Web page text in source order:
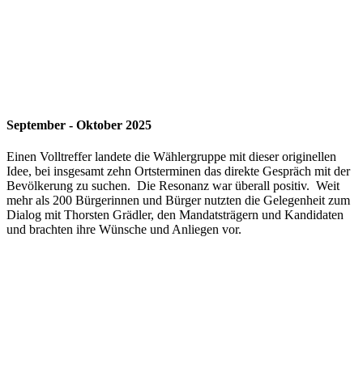
September - Oktober 2025
Einen Volltreffer landete die Wählergruppe mit dieser originellen
Idee, bei insgesamt zehn Ortsterminen das direkte Gespräch mit der
Bevölkerung zu suchen. Die Resonanz war überall positiv. Weit
mehr als 200 Bürgerinnen und Bürger nutzten die Gelegenheit zum
Dialog mit Thorsten Grädler, den Mandatsträgern und Kandidaten
und brachten ihre Wünsche und Anliegen vor.